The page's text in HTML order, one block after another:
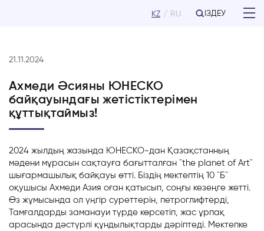
KZ RU ІЗДЕУ
21.11.2024
Ахмеди Әсияны ЮНЕСКО
байқауындағы жетістіктерімен
құттықтаймыз!
2024 жылдың жазында ЮНЕСКО-дан Қазақстанның
мәдени мұрасын сақтауға бағытталған "the planet of Art"
шығармашылық байқауы өтті. Біздің мектептің 10 "Б"
оқушысы Ахмеди Азия оған қатысып, соңғы кезеңге жетті.
Өз жұмысында ол үңгір суреттерін, петроглифтерді,
Тамғалдарды заманауи түрде көрсетіп, жас ұрпақ
арасында дәстүрлі құндылықтарды дәріптеді. Мектепке